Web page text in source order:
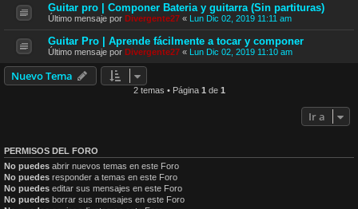
Guitar pro | Componer Bateria y guitarra (Sin partituras)
Último mensaje por Divergente27 « Lun Dic 02, 2019 11:11 am
Guitar Pro | Aprende fácilmente a tocar y componer
Último mensaje por Divergente27 « Lun Dic 02, 2019 11:10 am
Nuevo Tema
2 temas • Página 1 de 1
Ir a
PERMISOS DEL FORO
No puedes abrir nuevos temas en este Foro
No puedes responder a temas en este Foro
No puedes editar sus mensajes en este Foro
No puedes borrar sus mensajes en este Foro